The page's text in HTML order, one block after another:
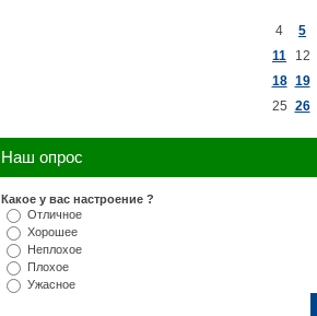
4
5
11
12
18 19
25 26
Наш опрос
Какое у вас настроение ?
Отличное
Хорошее
Неплохое
Плохое
Ужасное